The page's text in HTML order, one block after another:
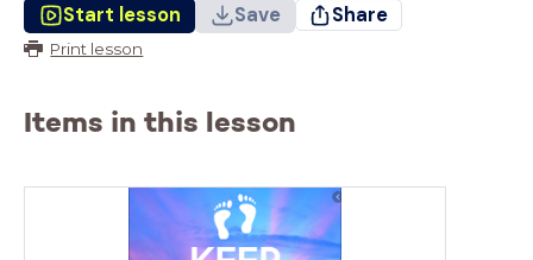
Start lesson Save Share
Print lesson
Items in this lesson